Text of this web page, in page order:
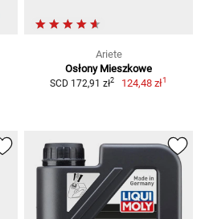
Ariete
Osłony Mieszkowe
SCD 172,91 zł2 124,48 zł1